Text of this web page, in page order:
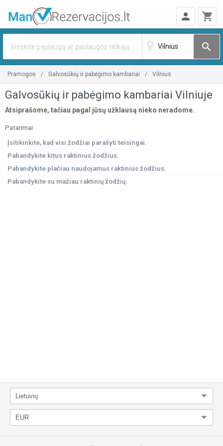
person shopping_cart
search
pramogos galvosūkių ir pabėgimo kambariai vilnius
Galvosūkių ir pabėgimo kambariai Vilniuje
Atsiprašome, tačiau pagal jūsų užklausą nieko neradome.
Patarimai:
Įsitikinkite, kad visi žodžiai parašyti teisingai.
Pabandykite kitus raktinius žodžius.
Pabandykite plačiau naudojamus raktinius žodžius.
Pabandykite su mažiau raktinių žodžių.